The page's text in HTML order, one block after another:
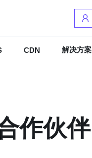
CDN 解决方案
作伙伴